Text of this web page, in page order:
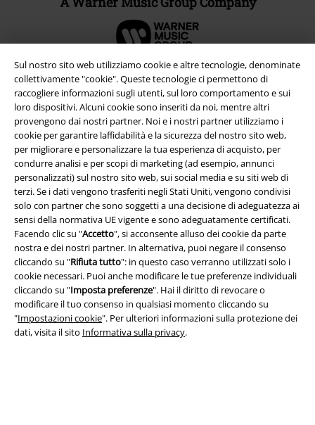
Sul nostro sito web utilizziamo cookie e altre tecnologie, denominate
collettivamente "cookie". Queste tecnologie ci permettono di
raccogliere informazioni sugli utenti, sul loro comportamento e sui
loro dispositivi. Alcuni cookie sono inseriti da noi, mentre altri
provengono dai nostri partner. Noi e i nostri partner utilizziamo i
cookie per garantire laffidabilità e la sicurezza del nostro sito web,
per migliorare e personalizzare la tua esperienza di acquisto, per
condurre analisi e per scopi di marketing (ad esempio, annunci
personalizzati) sul nostro sito web, sui social media e su siti web di
terzi. Se i dati vengono trasferiti negli Stati Uniti, vengono condivisi
solo con partner che sono soggetti a una decisione di adeguatezza ai
sensi della normativa UE vigente e sono adeguatamente certificati.
Facendo clic su "Accetto", si acconsente alluso dei cookie da parte
nostra e dei nostri partner. In alternativa, puoi negare il consenso
cliccando su "Rifiuta tutto": in questo caso verranno utilizzati solo i
cookie necessari. Puoi anche modificare le tue preferenze individuali
cliccando su "Imposta preferenze". Hai il diritto di revocare o
modificare il tuo consenso in qualsiasi momento cliccando su
"Impostazioni cookie". Per ulteriori informazioni sulla protezione dei
dati, visita il sito Informativa sulla privacy.
Info legali
Termini & Condizioni
Redazione
Legge sulla Privacy
Smaltimento rifiuti e protezione dell’ambiente